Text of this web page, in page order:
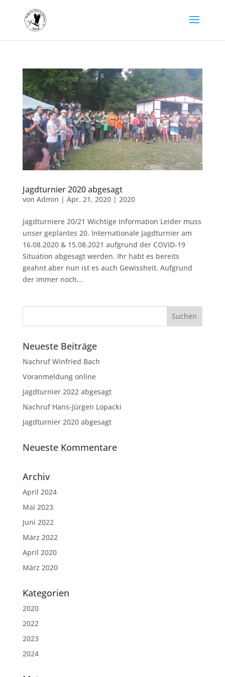
Jagdturnier 2020 abgesagt
von Admin | Apr. 21, 2020| 2020
Jagdturniere 20/21 Wichtige Information Leider muss
unser geplantes 20. Internationale Jagdturnier am
16.08.2020 & 15.08.2021 aufgrund der COVID-19
Situation abgesagt werden. Ihr habt es bereits
geahnt aber nun ist es auch Gewissheit. Aufgrund
der immer noch...
Neueste Beiträge
Nachruf Winfried Bach
Voranmeldung online
Jagdturnier 2022 abgesagt
Nachruf Hans-Jürgen Lopacki
Jagdturnier 2020 abgesagt
Neueste Kommentare
Archiv
April 2024
Mai 2023
Juni 2022
März 2022
April 2020
März 2020
Kategorien
2020
2022
2023
2024